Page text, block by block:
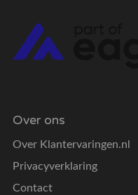
Over ons
Over Klantervaringen.nl
Privacyverklaring
Contact